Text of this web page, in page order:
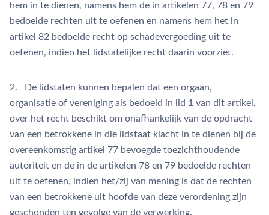
hem in te dienen, namens hem de in artikelen 77, 78 en 79
bedoelde rechten uit te oefenen en namens hem het in
artikel 82 bedoelde recht op schadevergoeding uit te
oefenen, indien het lidstatelijke recht daarin voorziet.
2. De lidstaten kunnen bepalen dat een orgaan,
organisatie of vereniging als bedoeld in lid 1 van dit artikel,
over het recht beschikt om onafhankelijk van de opdracht
van een betrokkene in die lidstaat klacht in te dienen bij de
overeenkomstig artikel 77 bevoegde toezichthoudende
autoriteit en de in de artikelen 78 en 79 bedoelde rechten
uit te oefenen, indien het/zij van mening is dat de rechten
van een betrokkene uit hoofde van deze verordening zijn
geschonden ten gevolge van de verwerking.